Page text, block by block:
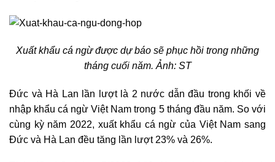
Xuất khẩu cá ngừ được dự báo sẽ phục hồi trong những
tháng cuối năm. Ảnh: ST
Đức và Hà Lan lần lượt là 2 nước dẫn đầu trong khối về
nhập khẩu cá ngừ Việt Nam trong 5 tháng đầu năm. So với
cùng kỳ năm 2022, xuất khẩu cá ngừ của Việt Nam sang
Đức và Hà Lan đều tăng lần lượt 23% và 26%.